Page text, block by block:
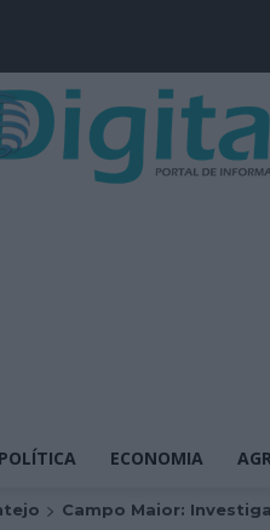
POLÍTICA ECONOMIA
Campo Maior: